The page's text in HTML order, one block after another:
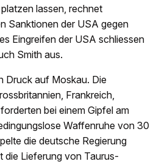
lassen, rechnet
Sanktionen der USA gegen
Eingreifen der USA schliessen
Smith aus.
Druck auf Moskau. Die
Frankreich,
bei einem Gipfel am
Waffenruhe von 30
die deutsche Regierung
die Lieferung von Taurus-